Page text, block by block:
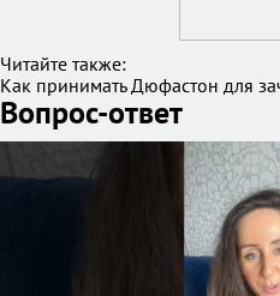
Читайте также:
Как принимать Дюфастон для
Вопрос-ответ